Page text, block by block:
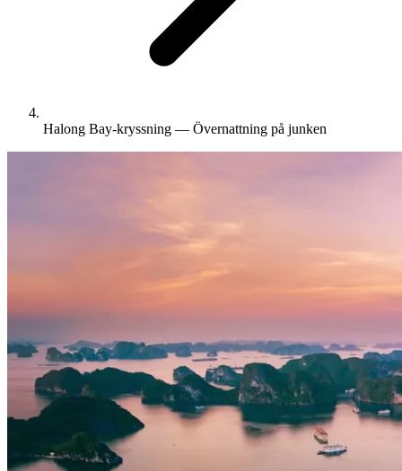
Halong Bay-kryssning — Övernattning på junken